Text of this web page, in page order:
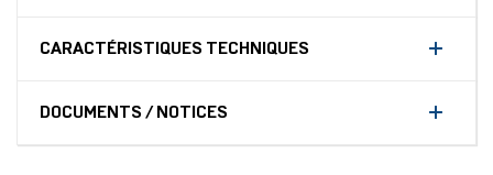
CARACTÉRISTIQUES TECHNIQUES
DOCUMENTS / NOTICES